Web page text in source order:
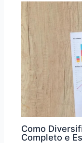
Como
Completo e